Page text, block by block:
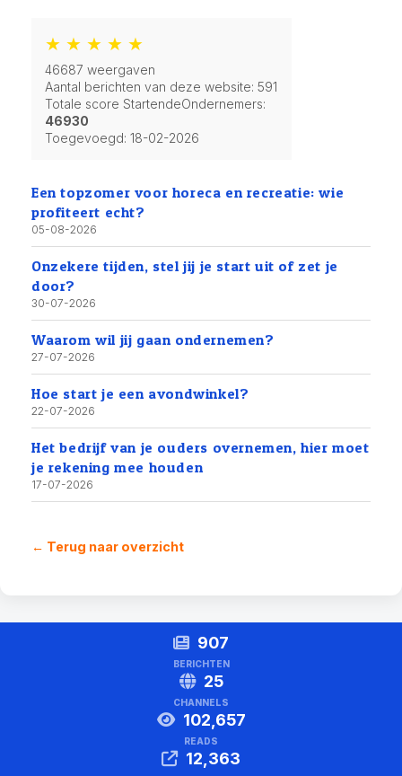
★ ★ ★ ★ ★
46687 weergaven
Aantal berichten van deze website: 591
Totale score StartendeOndernemers:
46930
Toegevoegd: 18-02-2026
Een topzomer voor horeca en recreatie: wie
profiteert echt?
05-08-2026
Onzekere tijden, stel jij je start uit of zet je
door?
30-07-2026
Waarom wil jij gaan ondernemen?
27-07-2026
Hoe start je een avondwinkel?
22-07-2026
Het bedrijf van je ouders overnemen, hier moet
je rekening mee houden
17-07-2026
← Terug naar overzicht
907
BERICHTEN
25
CHANNELS
102,657
READS
12,363